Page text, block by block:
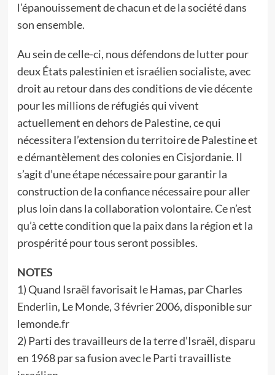
l’épanouissement de chacun et de la société dans
son ensemble.
Au sein de celle-ci, nous défendons de lutter pour
deux États palestinien et israélien socialiste, avec
droit au retour dans des conditions de vie décente
pour les millions de réfugiés qui vivent
actuellement en dehors de Palestine, ce qui
nécessitera l’extension du territoire de Palestine et
e démantèlement des colonies en Cisjordanie. Il
s’agit d’une étape nécessaire pour garantir la
construction de la confiance nécessaire pour aller
plus loin dans la collaboration volontaire. Ce n’est
qu’à cette condition que la paix dans la région et la
prospérité pour tous seront possibles.
NOTES
1) Quand Israël favorisait le Hamas, par Charles
Enderlin, Le Monde, 3 février 2006, disponible sur
lemonde.fr
2) Parti des travailleurs de la terre d’Israël, disparu
en 1968 par sa fusion avec le Parti travailliste